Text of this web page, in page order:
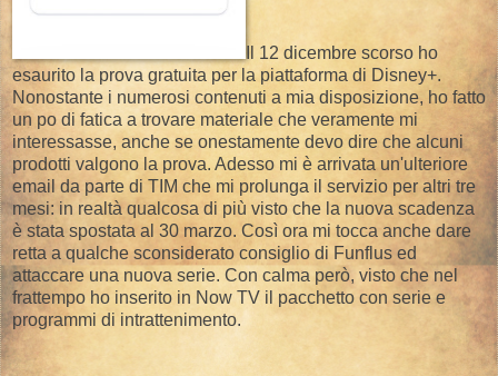
Il 12 dicembre scorso ho
esaurito la prova gratuita per la piattaforma di Disney+.
Nonostante i numerosi contenuti a mia disposizione, ho fatto
un po di fatica a trovare materiale che veramente mi
interessasse, anche se onestamente devo dire che alcuni
prodotti valgono la prova. Adesso mi è arrivata un'ulteriore
email da parte di TIM che mi prolunga il servizio per altri tre
mesi: in realtà qualcosa di più visto che la nuova scadenza
è stata spostata al 30 marzo. Così ora mi tocca anche dare
retta a qualche sconsiderato consiglio di Funflus ed
attaccare una nuova serie. Con calma però, visto che nel
frattempo ho inserito in Now TV il pacchetto con serie e
programmi di intrattenimento.